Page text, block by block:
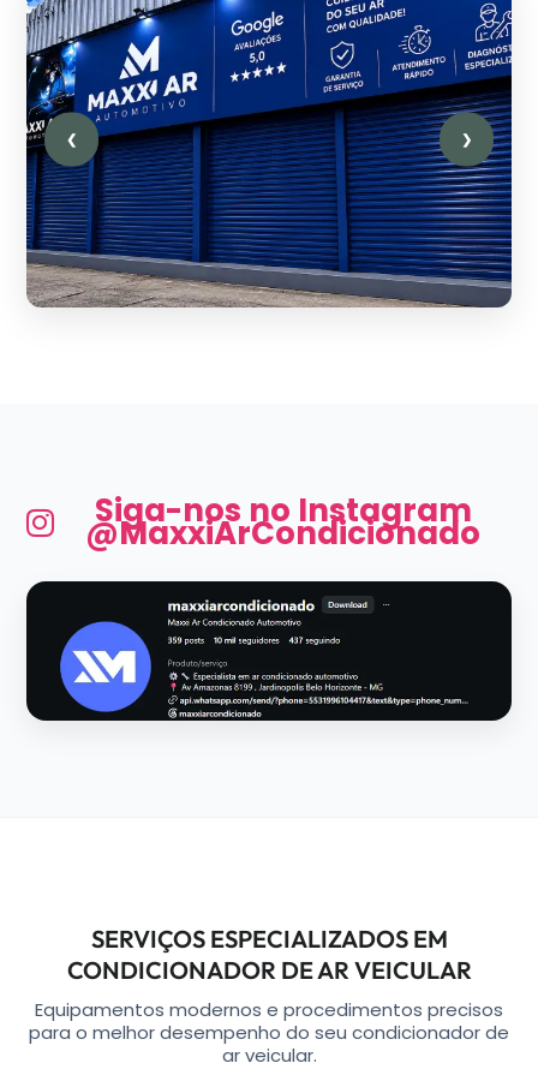
❮ ❯
Siga-nos no Instagram
@MaxxiArCondicionado
SERVIÇOS ESPECIALIZADOS EM
CONDICIONADOR DE AR VEICULAR
Equipamentos modernos e procedimentos precisos
para o melhor desempenho do seu condicionador de
ar veicular.